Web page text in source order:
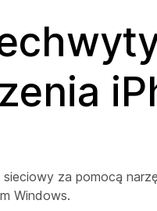
za pomocą
Windows.